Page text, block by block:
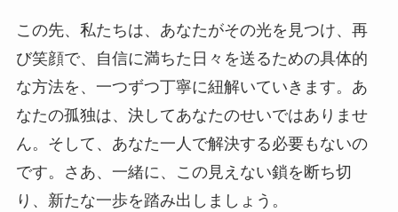
この先、私たちは、あなたがその光を見つけ、再
び笑顔で、自信に満ちた日々を送るための具体的
な方法を、一つずつ丁寧に紐解いていきます。あ
なたの孤独は、決してあなたのせいではありませ
ん。そして、あなた一人で解決する必要もないの
です。さあ、一緒に、この見えない鎖を断ち切
り、新たな一歩を踏み出しましょう。